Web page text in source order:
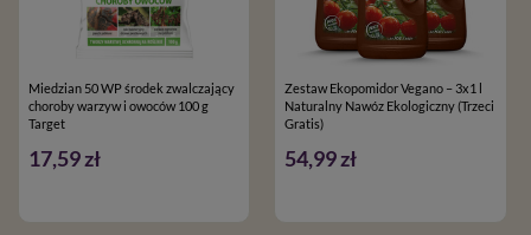
Miedzian 50 WP środek zwalczający
choroby warzyw i owoców 100 g
Target
17,59 zł
Zestaw Ekopomidor Vegano – 3x1 l
Naturalny Nawóz Ekologiczny (Trzeci
Gratis)
54,99 zł